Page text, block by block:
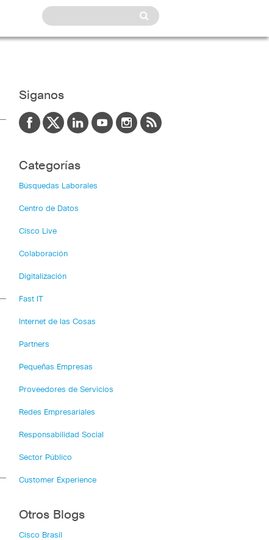
Siganos
Categorías
Búsquedas Laborales
Centro de Datos
Cisco Live
Colaboración
Digitalización
Fast IT
Internet de las Cosas
Partners
Pequeñas Empresas
Proveedores de Servicios
Redes Empresariales
Responsabilidad Social
Sector Público
Customer Experience
Otros Blogs
Cisco Brasil